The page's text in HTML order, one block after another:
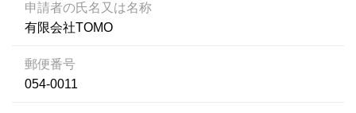
申請者の氏名又は名称
有限会社TOMO
郵便番号
054-0011